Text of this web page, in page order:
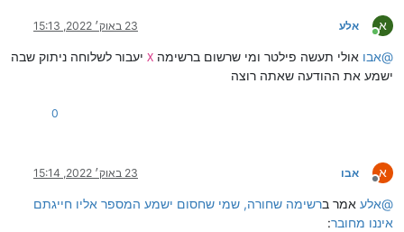
א
מחובר
אלע 23 באוק׳ 2022, 15:13
@אבו אולי תעשה פילטר ומי שרשום ברשימה X יעבור לשלוחה ניתוק שבה
ישמע את ההודעה שאתה רוצה
0
א
מנותק
אבו 23 באוק׳ 2022, 15:14
@אלע אמר ברשימה שחורה, שמי שחסום ישמע המספר אליו חייגתם
איננו מחובר: